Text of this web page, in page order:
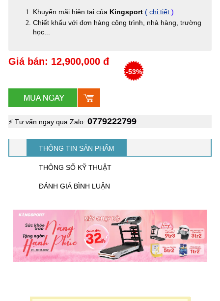
Khuyến mãi hiện tại của Kingsport ( chi tiết )
Chiết khấu với đơn hàng công trình, nhà hàng, trường
học...
Giá bán: 12,900,000 đ
-53%
⚡ Tư vấn ngay qua Zalo: 0779222799
THÔNG TIN SẢN PHẨM
THÔNG SỐ KỸ THUẬT
ĐÁNH GIÁ BÌNH LUẬN